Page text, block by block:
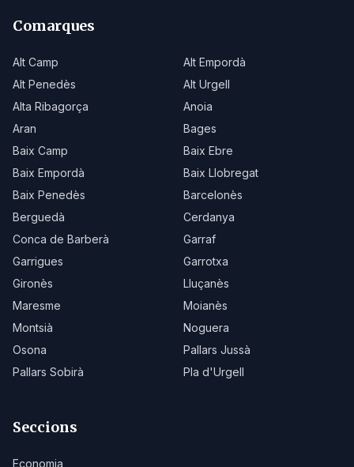
Comarques
Alt Camp
Alt Empordà
Alt Penedès
Alt Urgell
Alta Ribagorça
Anoia
Aran
Bages
Baix Camp
Baix Ebre
Baix Empordà
Baix Llobregat
Baix Penedès
Barcelonès
Berguedà
Cerdanya
Conca de Barberà
Garraf
Garrigues
Garrotxa
Gironès
Lluçanès
Maresme
Moianès
Montsià
Noguera
Osona
Pallars Jussà
Pallars Sobirà
Pla d'Urgell
Seccions
Economia